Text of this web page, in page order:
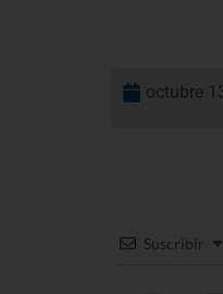
octubre
Suscribir